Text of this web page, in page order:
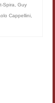
Spira
Guy
Cappellini